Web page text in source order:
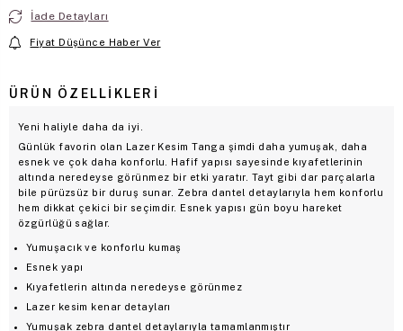
İade Detayları
Fiyat Düşünce Haber Ver
ÜRÜN ÖZELLIKLERI
Yeni haliyle daha da iyi.
Günlük favorin olan Lazer Kesim Tanga şimdi daha yumuşak, daha
esnek ve çok daha konforlu. Hafif yapısı sayesinde kıyafetlerinin
altında neredeyse görünmez bir etki yaratır. Tayt gibi dar parçalarla
bile pürüzsüz bir duruş sunar. Zebra dantel detaylarıyla hem konforlu
hem dikkat çekici bir seçimdir. Esnek yapısı gün boyu hareket
özgürlüğü sağlar.
Yumuşacık ve konforlu kumaş
Esnek yapı
Kıyafetlerin altında neredeyse görünmez
Lazer kesim kenar detayları
Yumuşak zebra dantel detaylarıyla tamamlanmıştır